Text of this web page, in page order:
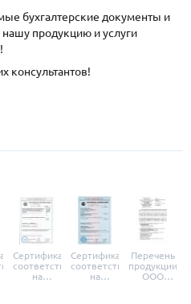
бухгалтерские документы и
продукцию и услуги
консультантов!
Сертификат
соответствия
на
Сертификат
соответствия
на
Перечень
продукции
ООО